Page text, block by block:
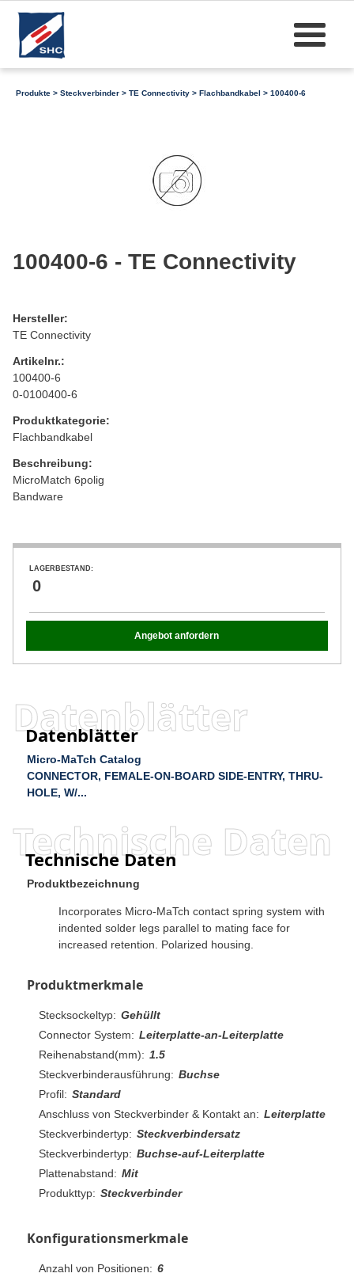
Produkte > Steckverbinder > TE Connectivity > Flachbandkabel > 100400-6
100400-6 - TE Connectivity
Hersteller:
TE Connectivity
Artikelnr.:
100400-6
0-0100400-6
Produktkategorie:
Flachbandkabel
Beschreibung:
MicroMatch 6polig
Bandware
LAGERBESTAND:
0
Angebot anfordern
Datenblätter
Datenblätter
Micro-MaTch Catalog
CONNECTOR, FEMALE-ON-BOARD SIDE-ENTRY, THRU-
HOLE, W/...
Technische Daten
Technische Daten
Produktbezeichnung
Incorporates Micro-MaTch contact spring system with
indented solder legs parallel to mating face for
increased retention. Polarized housing.
Produktmerkmale
Stecksockeltyp: Gehüllt
Connector System: Leiterplatte-an-Leiterplatte
Reihenabstand(mm): 1.5
Steckverbinderausführung: Buchse
Profil: Standard
Anschluss von Steckverbinder & Kontakt an: Leiterplatte
Steckverbindertyp: Steckverbindersatz
Steckverbindertyp: Buchse-auf-Leiterplatte
Plattenabstand: Mit
Produkttyp: Steckverbinder
Konfigurationsmerkmale
Anzahl von Positionen: 6